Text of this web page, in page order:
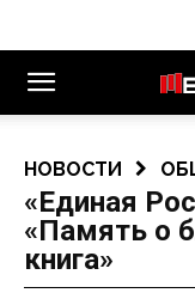
НОВОСТИ
«Единая
«Память о
книга»